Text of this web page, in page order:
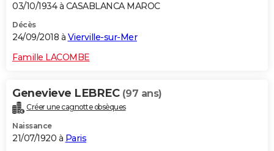
03/10/1934 à CASABLANCA MAROC
Décès
24/09/2018 à Vierville-sur-Mer
Famille LACOMBE
Genevieve LEBREC (97 ans)
Créer une cagnotte obsèques
Naissance
21/07/1920 à Paris